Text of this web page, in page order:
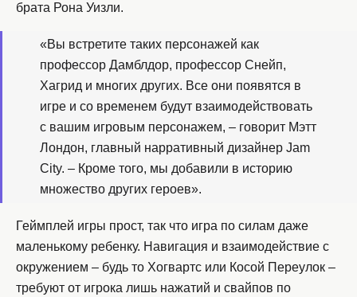
брата Рона Уизли.
«Вы встретите таких персонажей как
профессор Дамблдор, профессор Снейп,
Хагрид и многих других. Все они появятся в
игре и со временем будут взаимодействовать
с вашим игровым персонажем, – говорит Мэтт
Лондон, главный нарративный дизайнер Jam
City. – Кроме того, мы добавили в историю
множество других героев».
Геймплей игры прост, так что игра по силам даже
маленькому ребенку. Навигация и взаимодействие с
окружением – будь то Хогвартс или Косой Переулок –
требуют от игрока лишь нажатий и свайпов по